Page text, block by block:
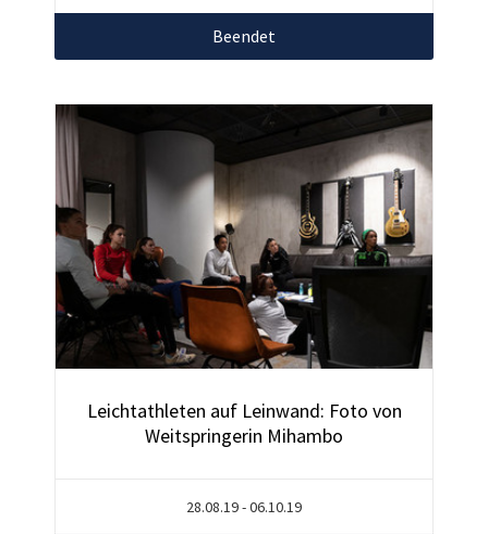
Beendet
Leichtathleten auf Leinwand: Foto von
Weitspringerin Mihambo
28.08.19 - 06.10.19